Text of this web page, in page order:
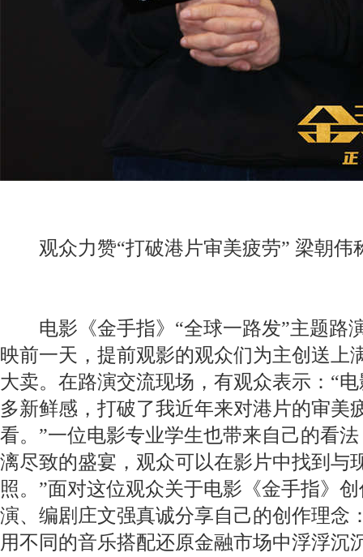
观众力赞“打破港片审美疲劳” 梁朝伟
电影《金手指》“全球一路发”主题路
映前一天，提前观影的观众们为主创送上
大卖。在路演交流现场，有观众表示：“
多新鲜感，打破了我近年来对港片的审美
看。”一位电影专业学生也带来自己的看
漓尽致的盛宴，观众可以在影片中找到与
照。”面对这位观众关于电影《金手指》
演、编剧庄文强真诚分享自己的创作理念
用不同的音乐搭配还原金融市场中浮浮沉